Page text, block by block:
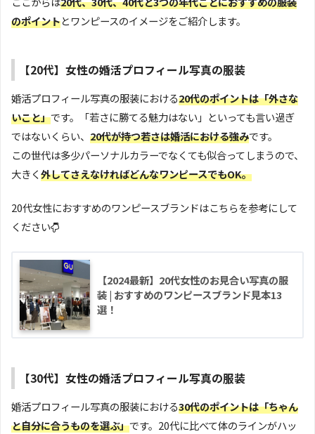
のポイントとワンピースのイメージをご紹介します。
【20代】女性の婚活プロフィール写真の服装
婚活プロフィール写真の服装における20代のポイントは「外さな
いこと」です。「若さに勝てる魅力はない」といっても言い過ぎ
ではないくらい、 20代が持つ若さは婚活における強みです。
この世代は多少パーソナルカラーでなくても似合ってしまうので、
大きく外してさえなければどんなワンピースでもOK。
20代女性におすすめのワンピースブランドはこちらを参考にして
ください
【2024最新】20代女性のお見合い写真の服
装 | おすすめのワンピースブランド見本13
選！
【30代】女性の婚活プロフィール写真の服装
婚活プロフィール写真の服装における30代のポイントは「ちゃん
と自分に合うものを選ぶ」です。20代に比べて体のラインがハッ